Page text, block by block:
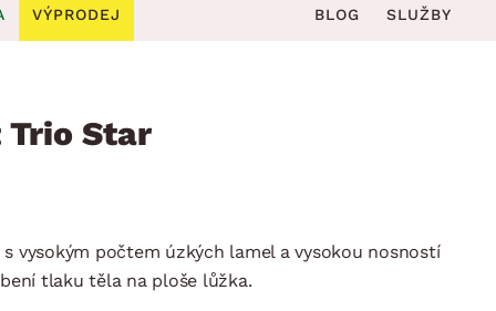
Zobrazit vše
židle a křesla
houpačky
lehátka
VÝPRODEJ BLOG SLUŽBY
Trio Star
vysokým počtem úzkých lamel a vysokou nosností
tlaku těla na ploše lůžka.